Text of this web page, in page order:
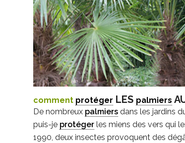
comment protéger LES palmiers
De nombreux palmiers dans les jardins
puis-je protéger les miens des vers qui
1990, deux insectes provoquent des